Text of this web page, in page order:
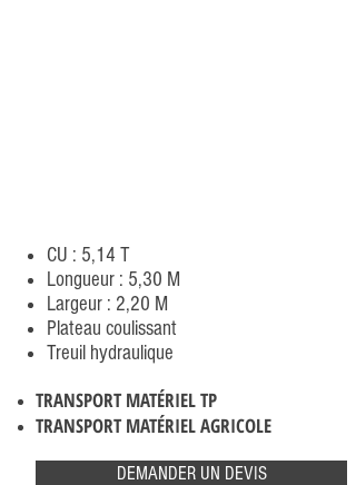
CU : 5,14 T
Longueur : 5,30 M
Largeur : 2,20 M
Plateau coulissant
Treuil hydraulique
TRANSPORTMATÉRIEL TP
TRANSPORT MATÉRIEL AGRICOLE
DEMANDER UN DEVIS